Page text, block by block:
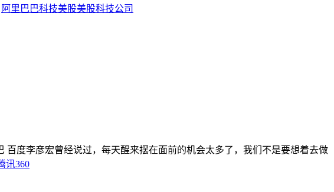
阿里巴巴科技美股美股科技公司
百度李彦宏曾经说过，每天醒来摆在面前的机会太多了，我们不是要想着去做
讯360